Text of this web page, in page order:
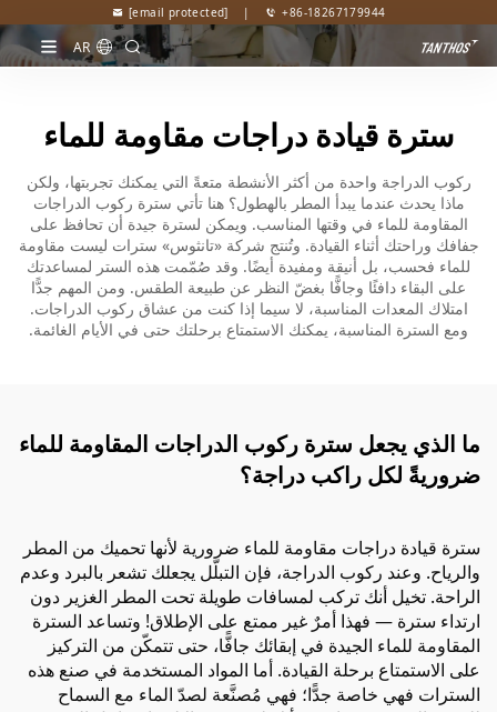
[email protected] | +86-18267179944
AR
سترة قيادة دراجات مقاومة للماء
ركوب الدراجة واحدة من أكثر الأنشطة متعةً التي يمكنك تجربتها، ولكن
ماذا يحدث عندما يبدأ المطر بالهطول؟ هنا تأتي سترة ركوب الدراجات
المقاومة للماء في وقتها المناسب. ويمكن لسترة جيدة أن تحافظ على
جفافك وراحتك أثناء القيادة. وتُنتج شركة «تانثوس» سترات ليست مقاومة
للماء فحسب، بل أنيقة ومفيدة أيضًا. وقد صُمّمت هذه الستر لمساعدتك
على البقاء دافئًا وجافًّا بغضّ النظر عن طبيعة الطقس. ومن المهم جدًّا
امتلاك المعدات المناسبة، لا سيما إذا كنت من عشاق ركوب الدراجات.
ومع السترة المناسبة، يمكنك الاستمتاع برحلتك حتى في الأيام الغائمة.
ما الذي يجعل سترة ركوب الدراجات المقاومة للماء
ضروريةً لكل راكب دراجة؟
سترة قيادة دراجات مقاومة للماء ضرورية لأنها تحميك من المطر
والرياح. وعند ركوب الدراجة، فإن التبلّل يجعلك تشعر بالبرد وعدم
الراحة. تخيل أنك تركب لمسافات طويلة تحت المطر الغزير دون
ارتداء سترة — فهذا أمرٌ غير ممتع على الإطلاق! وتساعد السترة
المقاومة للماء الجيدة في إبقائك جافًّا، حتى تتمكّن من التركيز
على الاستمتاع برحلة القيادة. أما المواد المستخدمة في صنع هذه
السترات فهي خاصة جدًّا؛ فهي مُصنَّعة لصدّ الماء مع السماح